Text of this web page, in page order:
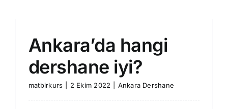
Ankara’da hangi
dershane iyi?
matbirkurs 2 Ekim 2022 Ankara Dershane